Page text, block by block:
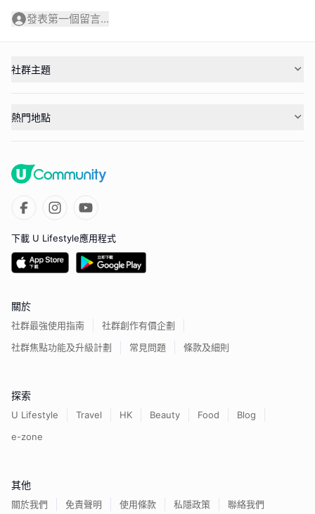
發表第一個留言...
社群主題
熱門地點
下載 U Lifestyle應用程式
關於
社群最強使用指南
社群創作有價企劃
社群焦點功能及升級計劃
常見問題 條款及細則
探索
U Lifestyle Travel HK Beauty Food
Blog
e-zone
其他
關於我們 免責聲明 使用條款 私隱政策 聯絡我們